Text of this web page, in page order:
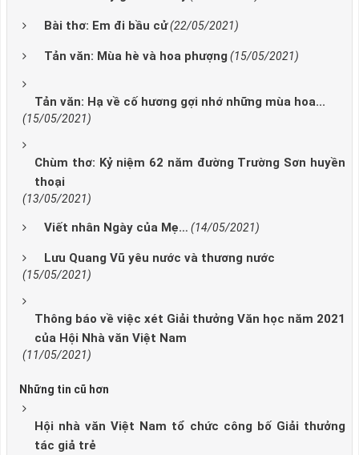
Bài thơ: Em đi bầu cử(22/05/2021)
Tản văn: Mùa hè và hoa phượng (15/05/2021)
Tản văn: Hạ về cố hương gợi nhớ những mùa hoa...
(15/05/2021)
Chùm thơ: Kỷ niệm 62 năm đường Trường Sơn huyền
thoại
(13/05/2021)
Viết nhân Ngày của Mẹ… (14/05/2021)
Lưu Quang Vũ yêu nước và thương nước
(15/05/2021)
Thông báo về việc xét Giải thưởng Văn học năm 2021
của Hội Nhà văn Việt Nam
(11/05/2021)
Những tin cũ hơn
Hội nhà văn Việt Nam tổ chức công bố Giải thưởng
tác giả trẻ